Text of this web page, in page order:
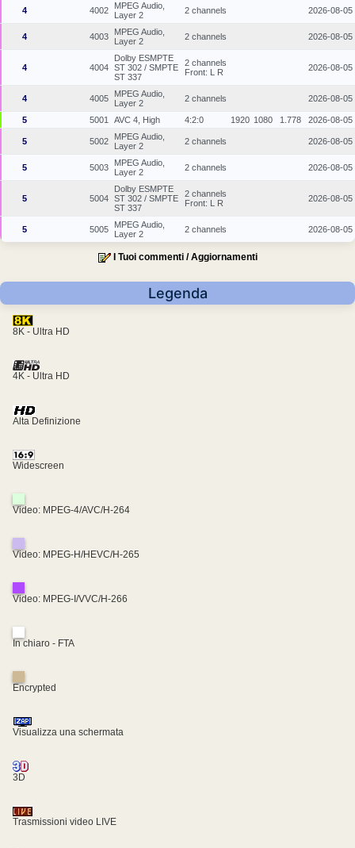
4 4002
MPEG Audio,
Layer 2
2 channels 2026-08-05
4 4003
MPEG Audio,
Layer 2
2 channels 2026-08-05
4 4004
Dolby ESMPTE
ST 302 / SMPTE
ST 337
2 channels
Front: L R
2026-08-05
4 4005
MPEG Audio,
Layer 2
2 channels 2026-08-05
5 5001 AVC 4, High 4:2:0 1920 1080 1.778 2026-08-05
5 5002
MPEG Audio,
Layer 2
2 channels 2026-08-05
5 5003
MPEG Audio,
Layer 2
2 channels 2026-08-05
5 5004
Dolby ESMPTE
ST 302 / SMPTE
ST 337
2 channels
Front: L R
2026-08-05
5 5005
MPEG Audio,
Layer 2
2 channels 2026-08-05
I Tuoi commenti / Aggiornamenti
Legenda
8K - Ultra HD
4K - Ultra HD
Alta Definizione
Widescreen
Video: MPEG-4/AVC/H-264
Video: MPEG-H/HEVC/H-265
Video: MPEG-I/VVC/H-266
In chiaro - FTA
Encrypted
Visualizza una schermata
3D
Trasmissioni video LIVE